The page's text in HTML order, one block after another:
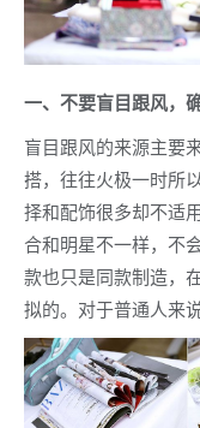
一、不要盲目跟风，
盲目跟风的来源主要
搭，往往火极一时所
择和配饰很多却不适
合和明星不一样，不
款也只是同款制造，
拟的。对于普通人来